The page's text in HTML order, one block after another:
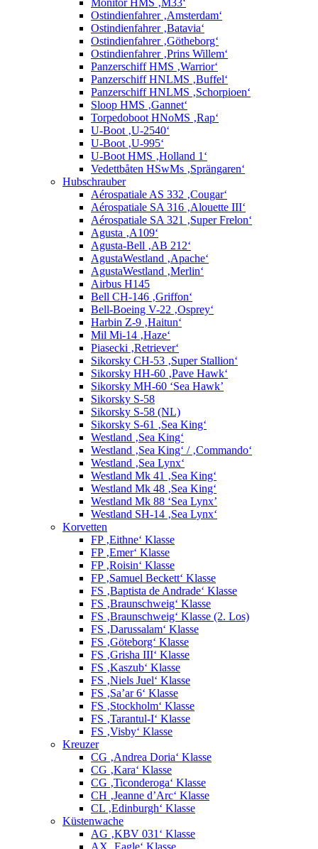
Monitor HMS ‚M33‘
Ostindienfahrer ‚Amsterdam‘
Ostindienfahrer ‚Batavia‘
Ostindienfahrer ‚Götheborg‘
Ostindienfahrer ‚Prins Willem‘
Panzerschiff HMS ‚Warrior‘
Panzerschiff HNLMS ‚Buffel‘
Panzerschiff HNLMS ‚Schorpioen‘
Sloop HMS ‚Gannet‘
Torpedoboot HNoMS ‚Rap‘
U-Boot ‚U-2540‘
U-Boot ‚U-995‘
U-Boot HMS ‚Holland 1‘
Vedettbåten HSwMs ‚Sprängaren‘
Hubschrauber
Aérospatiale AS 332 ‚Cougar‘
Aérospatiale SA 316 ‚Alouette III‘
Aérospatiale SA 321 ‚Super Frelon‘
Agusta ‚A109‘
Agusta-Bell ‚AB 212‘
AgustaWestland ‚Apache‘
AgustaWestland ‚Merlin‘
Airbus H145
Bell CH-146 ‚Griffon‘
Bell-Boeing V-22 ‚Osprey‘
Harbin Z-9 ‚Haitun‘
Mil Mi-14 ‚Haze‘
Piasecki ‚Retriever‘
Sikorsky CH-53 ‚Super Stallion‘
Sikorsky HH-60 ‚Pave Hawk‘
Sikorsky MH-60 ‘Sea Hawk’
Sikorsky S-58
Sikorsky S-58 (NL)
Sikorsky S-61 ‚Sea King‘
Westland ‚Sea King‘
Westland ‚Sea King‘ / ‚Commando‘
Westland ‚Sea Lynx‘
Westland Mk 41 ‚Sea King‘
Westland Mk 48 ‚Sea King‘
Westland Mk 88 ‘Sea Lynx’
Westland SH-14 ‚Sea Lynx‘
Korvetten
FP ‚Eithne‘ Klasse
FP ‚Emer‘ Klasse
FP ‚Roisin‘ Klasse
FP ‚Samuel Beckett‘ Klasse
FS ‚Baptista de Andrade‘ Klasse
FS ‚Braunschweig‘ Klasse
FS ‚Braunschweig‘ Klasse (2. Los)
FS ‚Darussalam‘ Klasse
FS ‚Göteborg‘ Klasse
FS ‚Grisha III‘ Klasse
FS ‚Kaszub‘ Klasse
FS ‚Niels Juel‘ Klasse
FS ‚Sa’ar 6‘ Klasse
FS ‚Stockholm‘ Klasse
FS ‚Tarantul-I‘ Klasse
FS ‚Visby‘ Klasse
Kreuzer
CG ‚Andrea Doria‘ Klasse
CG ‚Kara‘ Klasse
CG ‚Ticonderoga‘ Klasse
CH ‚Jeanne d’Arc‘ Klasse
CL ‚Edinburgh‘ Klasse
Küstenwache
AG ‚KBV 031‘ Klasse